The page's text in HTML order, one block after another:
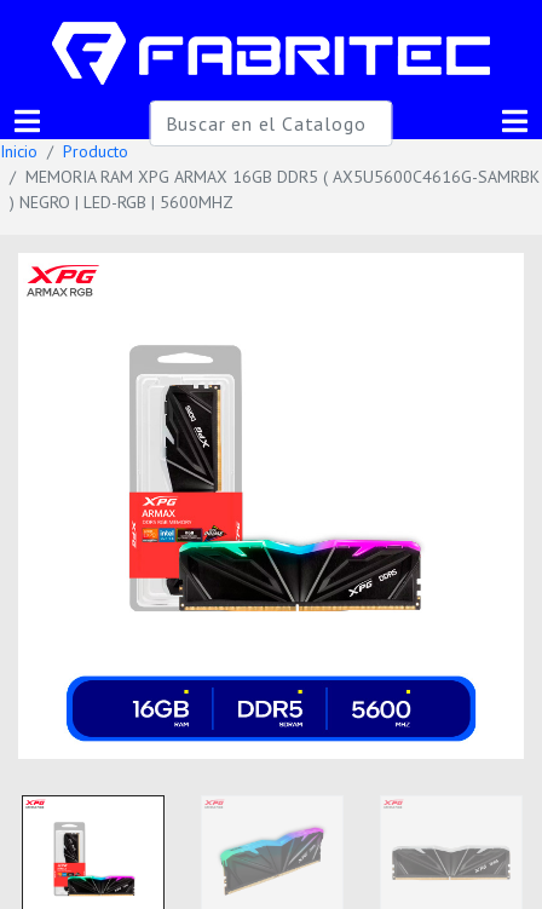
Inicio
Producto
MEMORIA RAM XPG ARMAX 16GB DDR5 ( AX5U5600C4616G-SAMRBK
) NEGRO | LED-RGB | 5600MHZ